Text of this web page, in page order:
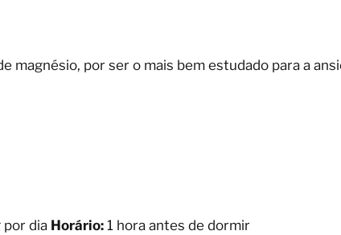
por ser o mais bem estudado para a
dia Horário: 1 hora antes de dormir